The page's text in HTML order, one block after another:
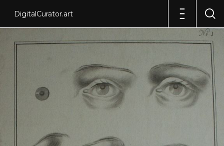
DigitalCurator.art